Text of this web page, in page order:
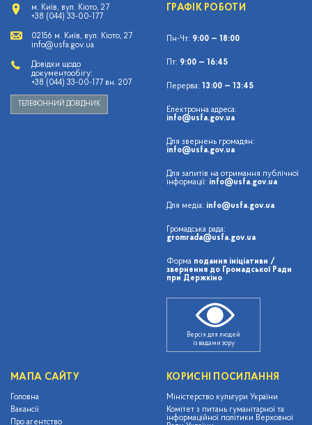
м. Київ, вул. Кіото, 27
+38 (044) 33-00-177
02156 м. Київ, вул. Кіото, 27
info@usfa.gov.ua
Довідки щодо
документообігу:
+38 (044) 33-00-177 вн. 207
ТЕЛЕФОННИЙ ДОВІДНИК
ГРАФІК РОБОТИ
Пн-Чт: 9:00 — 18:00
Пт: 9:00 — 16:45
Перерва: 13:00 — 13:45
Електронна адреса:
info@usfa.gov.ua
Для звернень громадян:
info@usfa.gov.ua
Для запитів на отримання публічної
інформації: info@usfa.gov.ua
Для медіа: info@usfa.gov.ua
Громадська рада:
gromrada@usfa.gov.ua
Форма подання ініціативи /
звернення до Громадської Ради
при Держкіно
Версія для людей
із вадами зору
МАПА САЙТУ
Головна
Вакансії
Про агентство
КОРИСНІ ПОСИЛАННЯ
Міністерство культури України
Комітет з питань гуманітарної та
інформаційної політики Верховної